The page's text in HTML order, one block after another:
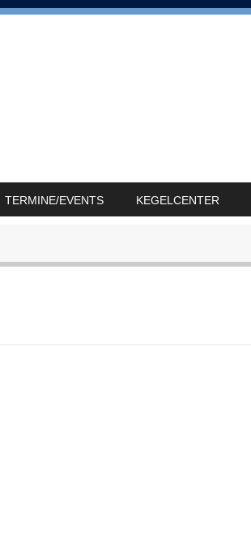
TERMINE/EVENTS KEGELCENTER